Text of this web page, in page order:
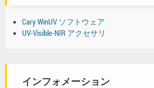
Cary WinUV ソフトウェア
UV-Visible-NIR アクセサリ
インフォメーション